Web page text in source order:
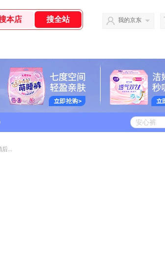
我的京东
后...